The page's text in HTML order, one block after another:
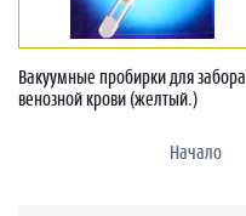
Вакуумные пробирки для забора
венозной крови (желтый.)
Начало